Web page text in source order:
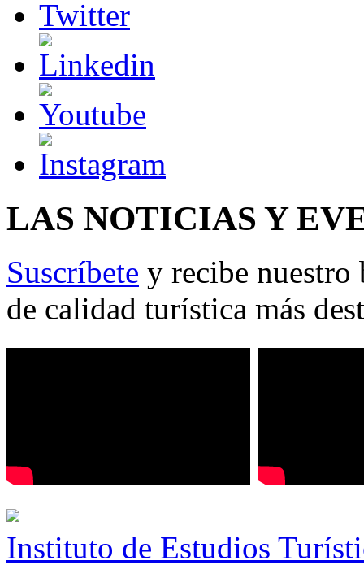
LAS NOTICIAS Y
Suscríbete y recibe nuestro
de calidad turística más
Instituto de Estudios